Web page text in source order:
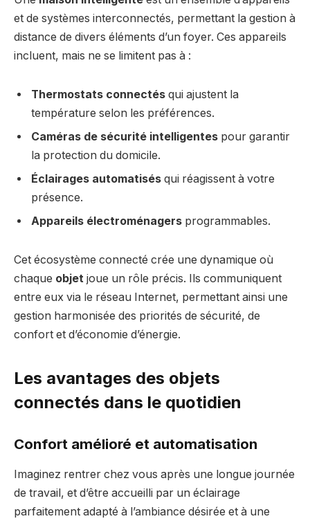
et de systèmes interconnectés, permettant la gestion à
distance de divers éléments d’un foyer. Ces appareils
incluent, mais ne se limitent pas à :
Thermostats connectés qui ajustent la
température selon les préférences.
Caméras de sécurité intelligentes pour garantir
la protection du domicile.
Éclairages automatisés qui réagissent à votre
présence.
Appareils électroménagers programmables.
Cet écosystème connecté crée une dynamique où
chaque objet joue un rôle précis. Ils communiquent
entre eux via le réseau Internet, permettant ainsi une
gestion harmonisée des priorités de sécurité, de
confort et d’économie d’énergie.
Les avantages des objets
connectés dans le quotidien
Confort amélioré et automatisation
Imaginez rentrer chez vous après une longue journée
de travail, et d’être accueilli par un éclairage
parfaitement adapté à l’ambiance désirée et à une